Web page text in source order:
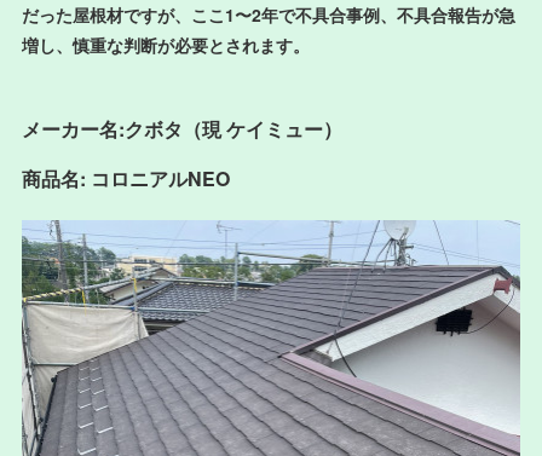
だった屋根材ですが、ここ1〜2年で不具合事例、不具合報告が急
増し、慎重な判断が必要とされます。
メーカー名:クボタ（現 ケイミュー）
商品名: コロニアルNEO